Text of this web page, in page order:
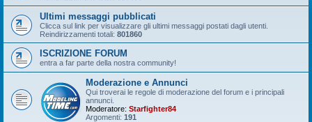
Ultimi messaggi pubblicati
Clicca sul link per visualizzare gli ultimi messaggi postati dagli utenti.
Reindirizzamenti totali: 801860
ISCRIZIONE FORUM
entra a far parte della nostra community!
Moderazione e Annunci
Qui troverai le regole di moderazione del forum e i principali
annunci.
Moderatore: Starfighter84
Argomenti: 191